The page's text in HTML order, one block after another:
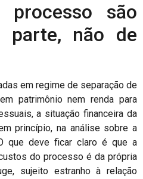
processo são
parte, não de
em regime de separação de
patrimônio nem renda para
a situação financeira da
princípio, na análise sobre a
que deve ficar claro é que a
do processo é da própria
sujeito estranho à relação